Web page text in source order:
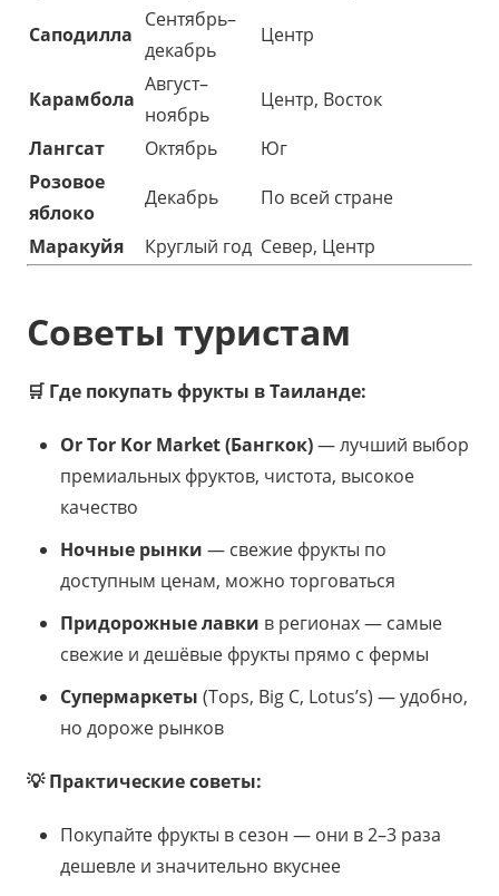
Саподилла
Сентябрь–
декабрь
Центр
Карамбола
Август–
ноябрь
Центр, Восток
Лангсат
Октябрь
Юг
Розовое
яблоко
Декабрь
По всей стране
Маракуйя
Круглый год Север, Центр
Советы туристам
🛒 Где покупать фрукты в Таиланде:
Or Tor Kor Market (Бангкок)— лучший выбор
премиальных фруктов, чистота, высокое
качество
Ночные рынки — свежие фрукты по
доступным ценам, можно торговаться
Придорожные лавки в регионах — самые
свежие и дешёвые фрукты прямо с фермы
Супермаркеты (Tops, Big C, Lotus’s) — удобно,
но дороже рынков
💡 Практические советы:
Покупайте фрукты в сезон — они в 2–3 раза
дешевле и значительно вкуснее